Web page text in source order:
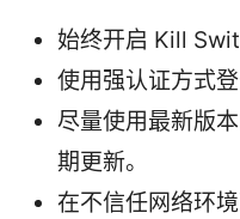
始终开启 Kill
使用强认证方式
尽量使用最新版
期更新。
在不信任网络环